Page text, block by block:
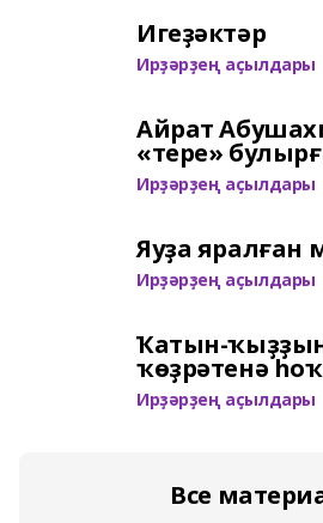
Игеҙәктәр
Ирҙәрҙең аҫылдары
Айрат
«тере»
Ирҙәрҙең аҫылдары
Яуҙа яралған
Ирҙәрҙең аҫылдары
Ҡатын-
ҡөҙрәтенә
Ирҙәрҙең аҫылдары
Все